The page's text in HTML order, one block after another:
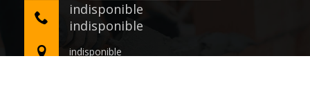
indisponible
indisponible
indisponible